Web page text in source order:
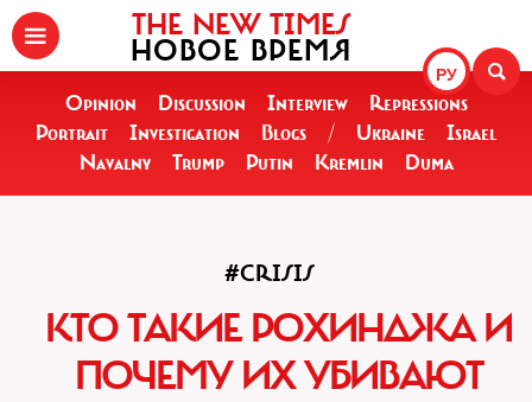
РУ
THE NEW TIMES
НОВОЕ ВРЕМЯ
Opinion Discussion Interview
Repressions
Portrait
Investigation Blogs / Ukraine
Israel
Navalny
Trump Putin Kremlin Duma
#CRISIS
КТО ТАКИЕ РОХИНДЖА И
ПОЧЕМУ ИХ УБИВАЮТ